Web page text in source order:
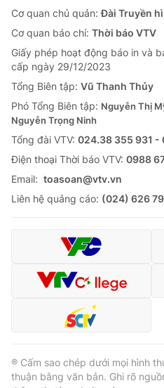
Giải sao mai
Làm đẹp
Chất lượng cuộc sống
Tuyển sinh
Học trực tuyến
Công nghệ
Hitech Công nghệ tương lai
Sản phẩm
Thị trường
Tư vấn
Giao lưu trực tuyến
Lịch phát sóng
Chuyên mục khác
Emagazine
Video
VTV Money
VTV Sức khoẻ
Cơ quan chủ quản:Đài Truyền
Cơ quan báo chí: Thời báo VTV
Giấy phép hoạt động báo in và
cấp ngày 29/12/2023
Tổng Biên tập: Vũ Thanh Thủy
Phó Tổng Biên tập: Nguyễn Thị
Nguyễn Trọng Ninh
Tổng đài VTV: 024.38 355 931 -
Ðiện thoại Thời báo VTV: 0988
Email: toasoan@vtv.vn
Liên hệ quảng cáo: (024) 626
® Cấm sao chép dưới mọi hình
thuận bằng văn bản. Ghi rõ